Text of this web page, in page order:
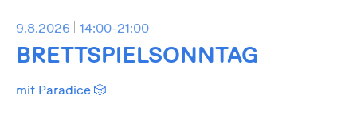
9.8.2026 14:00-21:00
BRETTSPIELSONNTAG
mit Paradice 🎲